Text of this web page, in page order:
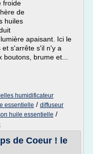
froide
de
huiles
apaisant. Ici le
et s'arrête s'il n'y a
brume et...
humidificateur
essentielle / diffuseur
huile essentielle /
de Coeur ! le